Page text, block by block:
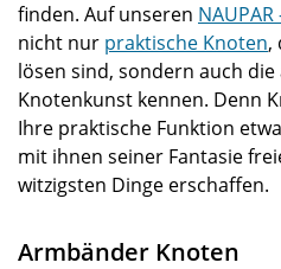
finden. Auf unseren
nicht nur praktische Knoten,
lösen sind, sondern auch
Knotenkunst kennen. Denn
Ihre praktische Funktion
mit ihnen seiner Fantasie
witzigsten Dinge erschaffen.
Armbänder Knoten